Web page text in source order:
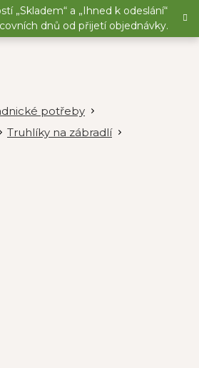
„Skladem“ a „Ihned k odeslání“
dnů od přijetí objednávky.
potřeby
Truhlíky na zábradlí